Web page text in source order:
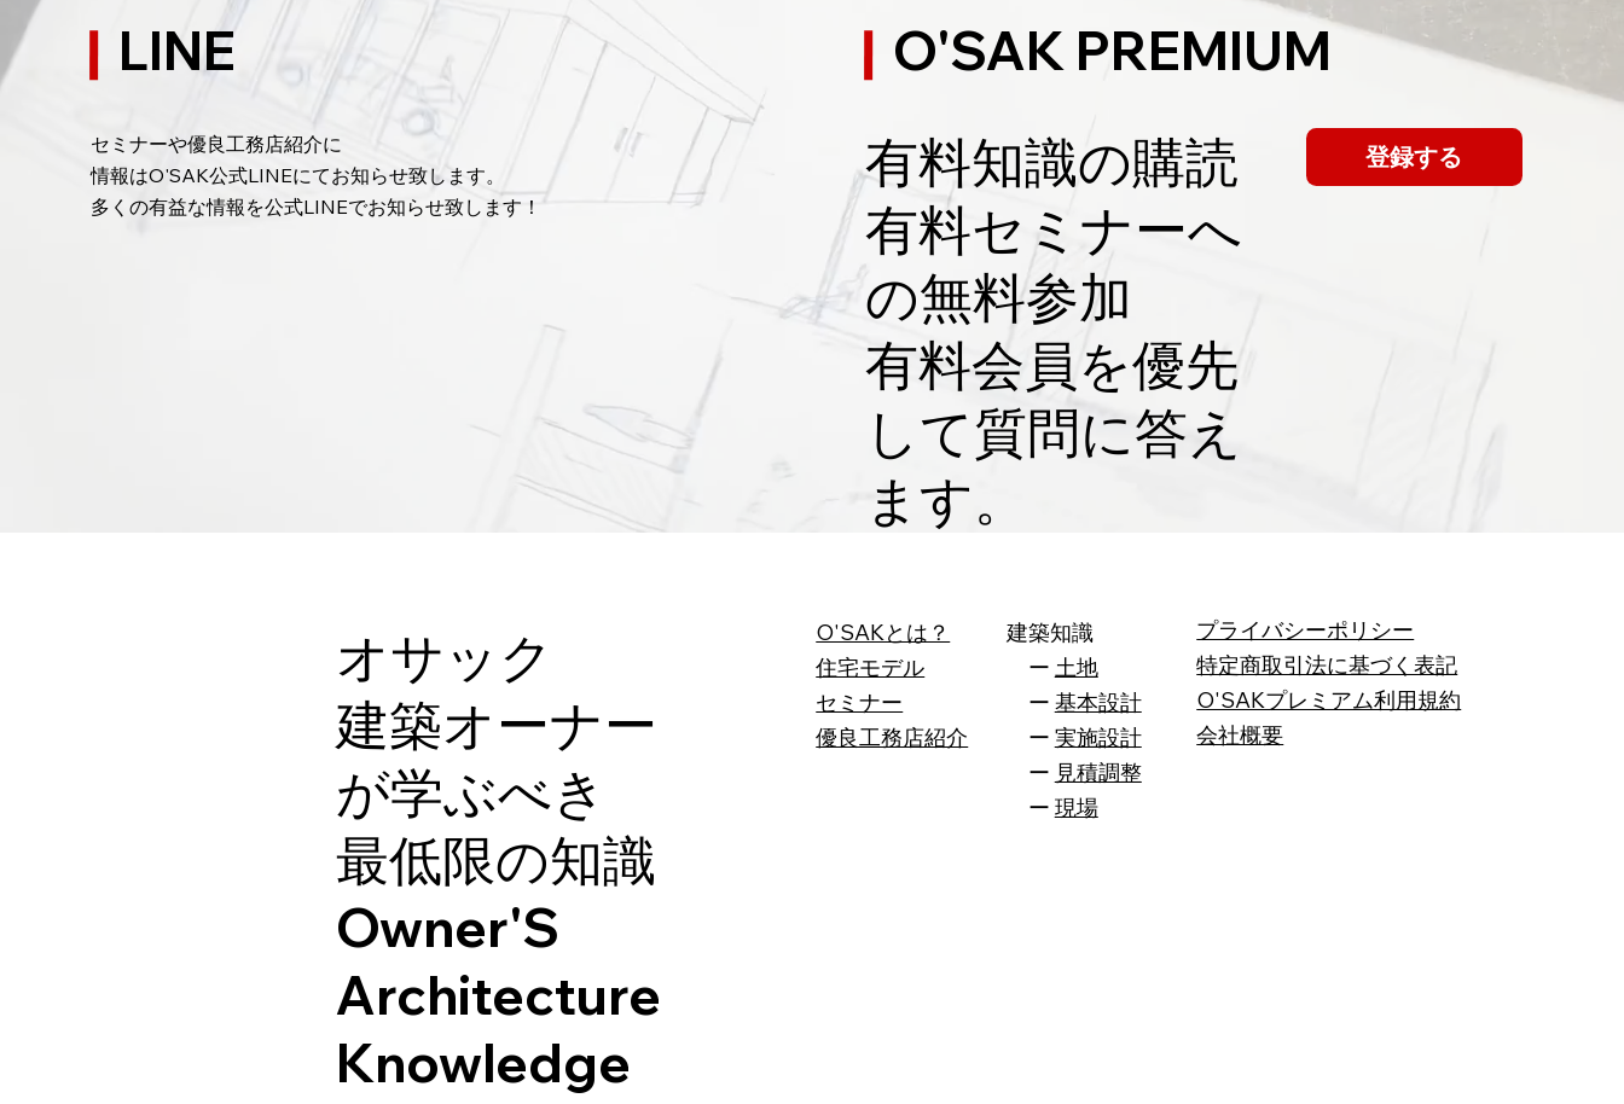
隣挨拶、これを怠ると大トラ
ブルに！
家の近隣挨拶に関してプロ任せの
に絶対にやっておくべきこ
と！引渡しの秘訣
家の引渡しに関してプロ任せの皆
のポイント
家の施主検査に関してプロ任せの
LINE
セミナーや優良工務店紹介に
情報はO'SAK公式LINEにてお知らせ致します。
​多くの有益な情報を公式LINEでお知らせ致します！
O'SAK PREMIUM
有料知識の購読
​有料セミナーへ
の無料参加
​有料会員を優先
して質問に答え
ます。
登録する
オサック
建築オーナー
が学ぶべき
最低限の知識
Owner'S
Architecture
Knowledge
O'SAKとは？
住宅モデル
セミナー
​優良工務店紹介
建築知識
ー 土地
ー 基本設計
ー 実施設計
ー 見積調整
ー 現場
プライバシーポリシー
特定商取引法に基づく表記
O'SAKプレミアム利用規約
会社概要